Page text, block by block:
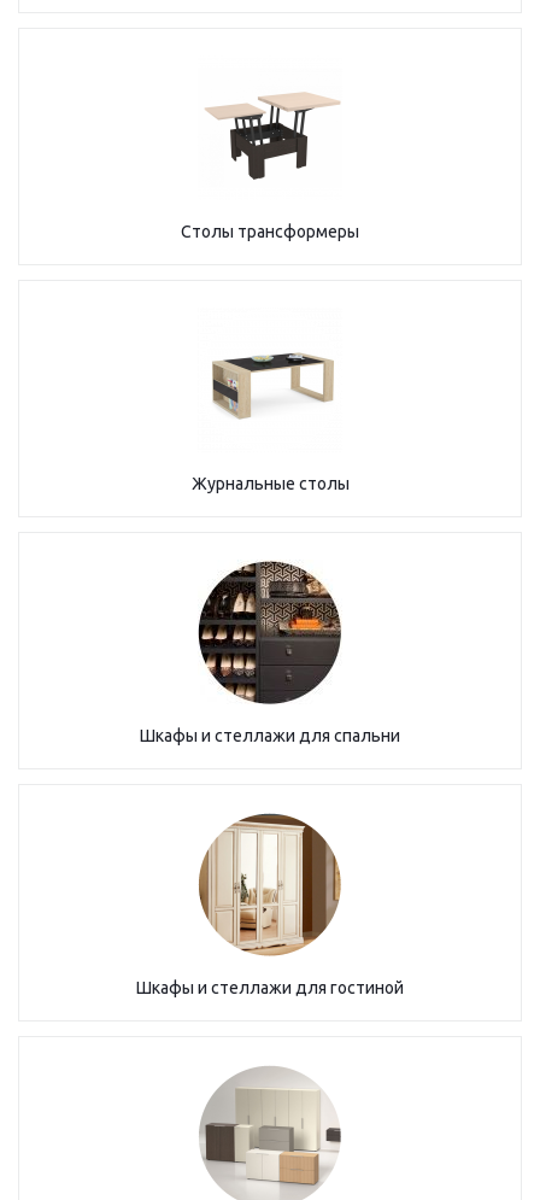
Столы трансформеры
Журнальные столы
Шкафы и стеллажи для спальни
Шкафы и стеллажи для гостиной